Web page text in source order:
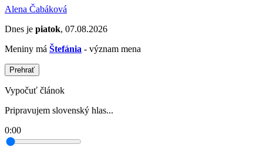
Alena Čabáková
Dnes je piatok, 07.08.2026
Meniny má Štefánia - význam mena
Prehrať
Vypočuť článok
Pripravujem slovenský hlas...
0:00